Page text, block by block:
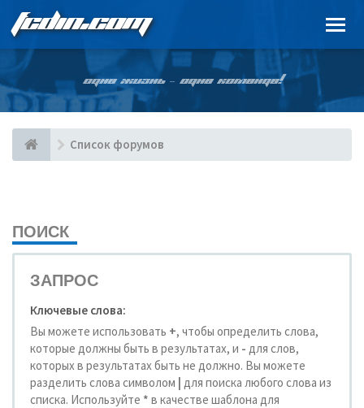
FCDIN.COM
ОДНА ЖИЗНЬ – ОДНА КОМАНДА!
Список форумов
ПОИСК
ЗАПРОС
Ключевые слова:
Вы можете использовать +, чтобы определить слова,
которые должны быть в результатах, и - для слов,
которых в результатах быть не должно. Вы можете
разделить слова символом | для поиска любого слова из
списка. Используйте * в качестве шаблона для